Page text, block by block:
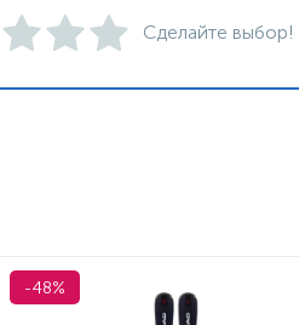
Сделайте выбор!
-48%